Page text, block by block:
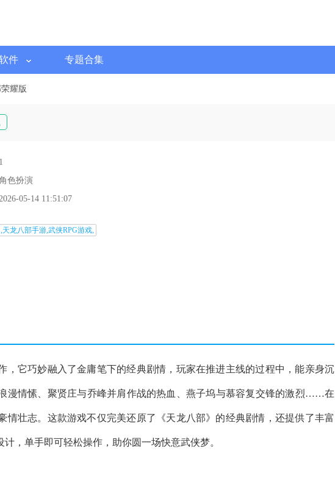
件 专题合集
耀版
1
色扮演
05-14 11:51:07
,天龙八部手游,武侠RPG游戏,
，它巧妙融入了金庸笔下的经典剧情，玩家在推进主线的过程中，能亲身沉
漫情愫、聚贤庄与乔峰并肩作战的热血、燕子坞与慕容复交锋的激烈……在
情壮志。这款游戏不仅完美还原了《天龙八部》的经典剧情，还提供了丰富
，单手即可轻松操作，助你圆一场快意武侠梦。